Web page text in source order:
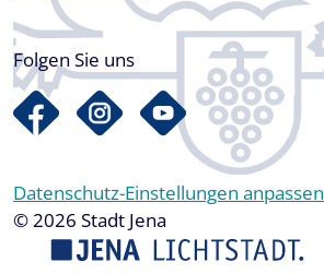
Folgen Sie uns
Datenschutz-Einstellungen anpassen
© 2026 Stadt Jena